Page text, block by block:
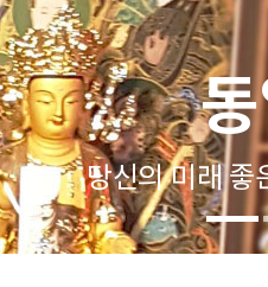
당신의 미래 좋